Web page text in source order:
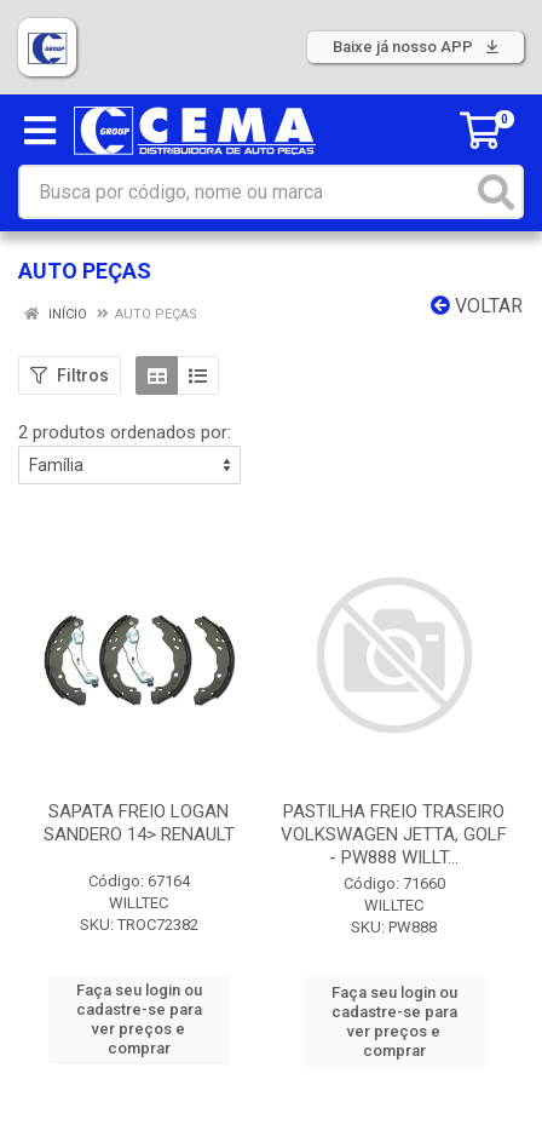
Baixe já nosso APP
0
AUTO PEÇAS
VOLTAR
INÍCIO AUTO PEÇAS
Filtros
2 produtos ordenados por:
SAPATA FREIO LOGAN
SANDERO 14> RENAULT
Código: 67164
WILLTEC
SKU: TROC72382
Faça seu login ou
cadastre-se para
ver preços e
comprar
PASTILHA FREIO TRASEIRO
VOLKSWAGEN JETTA, GOLF
- PW888 WILLT...
Código: 71660
WILLTEC
SKU: PW888
Faça seu login ou
cadastre-se para
ver preços e
comprar